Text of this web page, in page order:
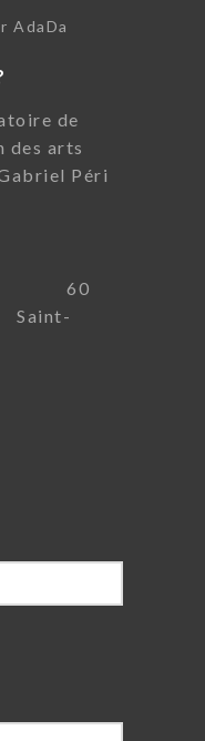
AdaDa
de
des arts
Péri
60
64